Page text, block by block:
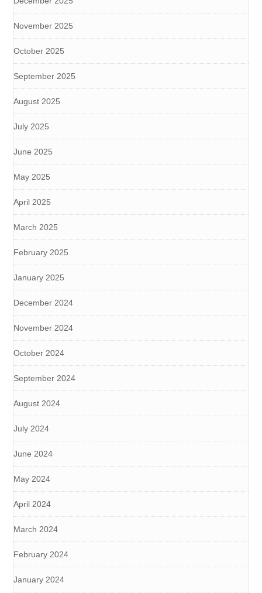
November 2025
October 2025
September 2025
August 2025
July 2025
June 2025
May 2025
April 2025
March 2025
February 2025
January 2025
December 2024
November 2024
October 2024
September 2024
August 2024
July 2024
June 2024
May 2024
April 2024
March 2024
February 2024
January 2024